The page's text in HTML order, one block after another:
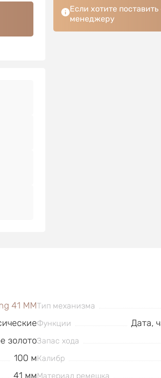
Если хотите
менеджеру
41 MM
золото
100 м
41 мм
Тип механизма
Функции
Дата,
Запас хода
Калибр
Материал ремешка